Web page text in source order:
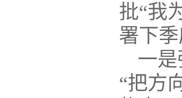
批“我
署下
一
“把方